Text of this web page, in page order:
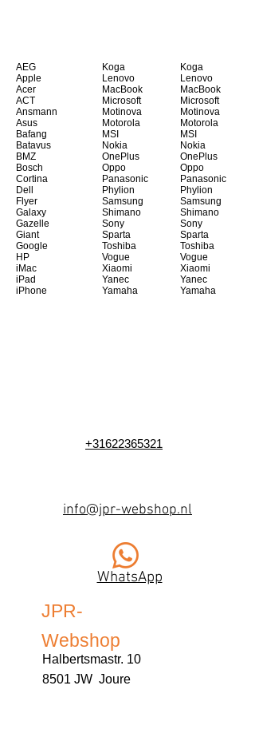
AEG
Apple
Acer
ACT
Ansmann
Asus
Bafang
Batavus
BMZ
Bosch
Cortina
Dell
Flyer
Galaxy
Gazelle
Giant
Google
HP
iMac
iPad
iPhone
Koga
Lenovo
MacBook
Microsoft
Motinova
Motorola
MSI
Nokia
OnePlus
Oppo
Panasonic
Phylion
Samsung
Shimano
Sony
Sparta
Toshiba
Vogue
Xiaomi
Yanec
Yamaha
Koga
Lenovo
MacBook
Microsoft
Motinova
Motorola
MSI
Nokia
OnePlus
Oppo
Panasonic
Phylion
Samsung
Shimano
Sony
Sparta
Toshiba
Vogue
Xiaomi
Yanec
Yamaha
+31622365321
info@jpr-webshop.nl
WhatsApp
JPR-
Webshop
Halbertsmastr. 10
8501 JW Joure